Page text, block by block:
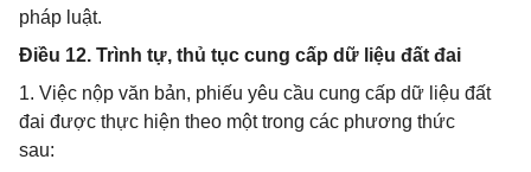
pháp luật.
Điều 12. Trình tự, thủ tục cung cấp dữ liệu đất đai
1. Việc nộp văn bản, phiếu yêu cầu cung cấp dữ liệu đất
đai được thực hiện theo một trong các phương thức
sau: